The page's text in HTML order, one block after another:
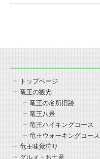
トップページ
竜王の観光
竜王の名所旧跡
竜王八景
竜王ハイキングコース
竜王ウォーキングコース
竜王味覚狩り
グルメ・お土産